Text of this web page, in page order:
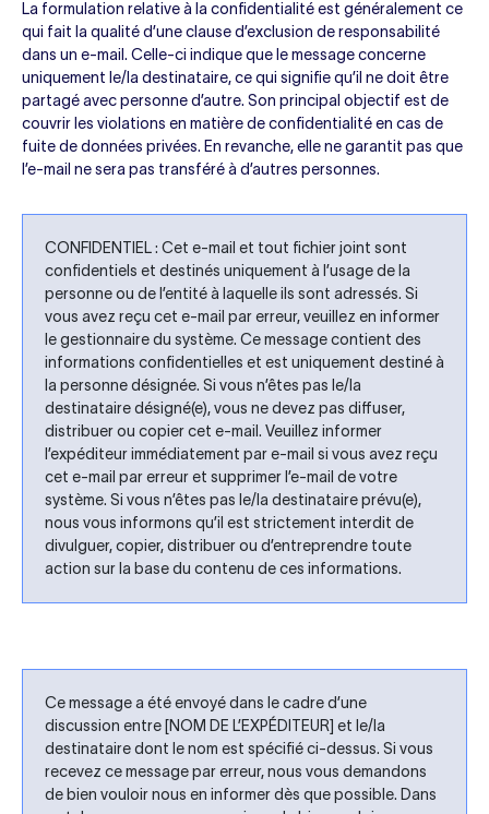
La formulation relative à la confidentialité est généralement ce
qui fait la qualité d’une clause d’exclusion de responsabilité
dans un e-mail. Celle-ci indique que le message concerne
uniquement le/la destinataire, ce qui signifie qu’il ne doit être
partagé avec personne d’autre. Son principal objectif est de
couvrir les violations en matière de confidentialité en cas de
fuite de données privées. En revanche, elle ne garantit pas que
l’e-mail ne sera pas transféré à d’autres personnes.
CONFIDENTIEL : Cet e-mail et tout fichier joint sont
confidentiels et destinés uniquement à l’usage de la
personne ou de l’entité à laquelle ils sont adressés. Si
vous avez reçu cet e-mail par erreur, veuillez en informer
le gestionnaire du système. Ce message contient des
informations confidentielles et est uniquement destiné à
la personne désignée. Si vous n’êtes pas le/la
destinataire désigné(e), vous ne devez pas diffuser,
distribuer ou copier cet e-mail. Veuillez informer
l’expéditeur immédiatement par e-mail si vous avez reçu
cet e-mail par erreur et supprimer l’e-mail de votre
système. Si vous n’êtes pas le/la destinataire prévu(e),
nous vous informons qu’il est strictement interdit de
divulguer, copier, distribuer ou d’entreprendre toute
action sur la base du contenu de ces informations.
Ce message a été envoyé dans le cadre d’une
discussion entre [NOM DE L’EXPÉDITEUR] et le/la
destinataire dont le nom est spécifié ci-dessus. Si vous
recevez ce message par erreur, nous vous demandons
de bien vouloir nous en informer dès que possible. Dans